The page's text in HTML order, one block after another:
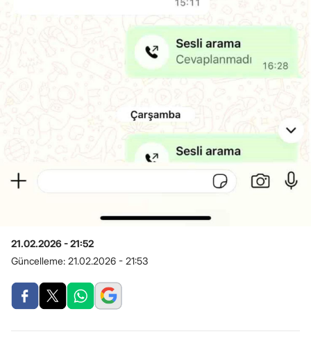
21.02.2026 - 21:52
Güncelleme: 21.02.2026 - 21:53